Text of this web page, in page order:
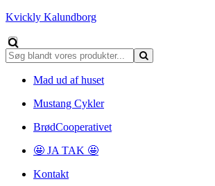
Kvickly Kalundborg
Mad ud af huset
Mustang Cykler
BrødCooperativet
🤩 JA TAK 🤩
Kontakt